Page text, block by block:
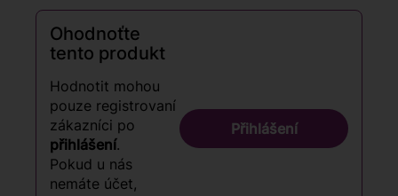
Ohodnoťte
tento produkt
Hodnotit mohou
pouze registrovaní
zákazníci po
přihlášení.
Pokud u nás
nemáte účet,
Přihlášení